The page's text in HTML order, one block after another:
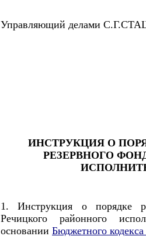
Управляющий делами
ИНСТРУКЦИЯ О
РЕЗЕРВНОГО
1. Инструкция о порядке
Речицкого районного
основании Бюджетного кодекса